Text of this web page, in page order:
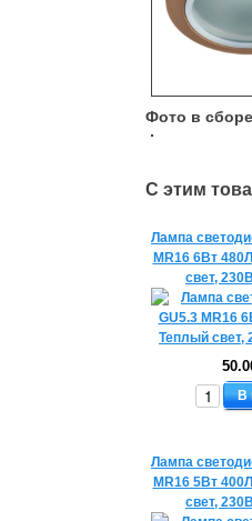
Фото в
С этим
Лампа
MR16 6Вт
свет,
В
Лампа
MR16 5Вт
свет,